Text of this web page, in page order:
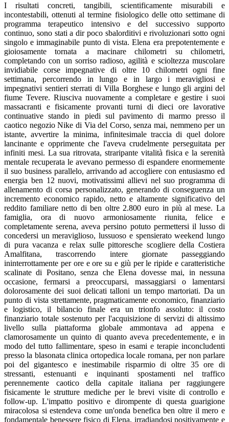
I risultati concreti, tangibili, scientificamente misurabili e
incontestabili, ottenuti al termine fisiologico delle otto settimane di
programma terapeutico intensivo e del successivo supporto
continuo, sono stati a dir poco sbalorditivi e rivoluzionari sotto ogni
singolo e immaginabile punto di vista. Elena era prepotentemente e
gioiosamente tornata a macinare chilometri su chilometri,
completando con un sorriso radioso, agilità e scioltezza muscolare
invidiabile corse impegnative di oltre 10 chilometri ogni fine
settimana, percorrendo in lungo e in largo i meravigliosi e
impegnativi sentieri sterrati di Villa Borghese e lungo gli argini del
fiume Tevere. Riusciva nuovamente a completare e gestire i suoi
massacranti e fisicamente provanti turni di dieci ore lavorative
continuative stando in piedi sul pavimento di marmo presso il
caotico negozio Nike di Via del Corso, senza mai, nemmeno per un
istante, avvertire la minima, infinitesimale traccia di quel dolore
lancinante e opprimente che l'aveva crudelmente perseguitata per
infiniti mesi. La sua ritrovata, straripante vitalità fisica e la serenità
mentale recuperata le avevano permesso di espandere enormemente
il suo business parallelo, arrivando ad accogliere con entusiasmo ed
energia ben 12 nuovi, motivatissimi allievi nel suo programma di
allenamento di corsa personalizzato, generando di conseguenza un
incremento economico rapido, netto e altamente significativo del
reddito familiare netto di ben oltre 2.800 euro in più al mese. La
famiglia, ora di nuovo armoniosamente riunita, felice e
completamente serena, aveva persino potuto permettersi il lusso di
concedersi un meraviglioso, lussuoso e spensierato weekend lungo
di pura vacanza e relax sulle pittoresche scogliere della Costiera
Amalfitana, trascorrendo intere giornate passeggiando
ininterrottamente per ore e ore su e giù per le ripide e caratteristiche
scalinate di Positano, senza che Elena dovesse mai, in nessuna
occasione, fermarsi a preoccuparsi, massaggiarsi o lamentarsi
dolorosamente dei suoi delicati talloni un tempo martoriati. Da un
punto di vista strettamente, pragmaticamente economico, finanziario
e logistico, il bilancio finale era un trionfo assoluto: il costo
finanziario totale sostenuto per l'acquisizione di servizi di altissimo
livello sulla piattaforma globale ammontava ad appena e
clamorosamente un quinto di quanto aveva precedentemente, e in
modo del tutto fallimentare, speso in esami e terapie inconcludenti
presso la blasonata clinica ortopedica locale romana, per non parlare
poi del gigantesco e inestimabile risparmio di oltre 35 ore di
stressanti, estenuanti e inquinanti spostamenti nel traffico
perennemente caotico della capitale italiana per raggiungere
fisicamente le strutture mediche per le brevi visite di controllo e
follow-up. L'impatto positivo e dirompente di questa guarigione
miracolosa si estendeva come un'onda benefica ben oltre il mero e
fondamentale benessere fisico di Elena, irradiandosi positivamente e